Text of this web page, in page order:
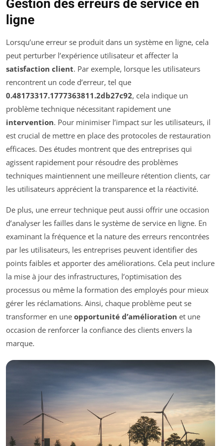
Gestion des erreurs de service en
ligne
Lorsqu’une erreur se produit dans un système en ligne, cela
peut perturber l’expérience utilisateur et affecter la
satisfaction client. Par exemple, lorsque les utilisateurs
rencontrent un code d’erreur, tel que
0.48173317.1777363811.2db27c92, cela indique un
problème technique nécessitant rapidement une
intervention. Pour minimiser l’impact sur les utilisateurs, il
est crucial de mettre en place des protocoles de restauration
efficaces. Des études montrent que des entreprises qui
agissent rapidement pour résoudre des problèmes
techniques maintiennent une meilleure rétention clients, car
les utilisateurs apprécient la transparence et la réactivité.
De plus, une erreur technique peut aussi offrir une occasion
d’analyser les failles dans le système de service en ligne. En
examinant la fréquence et la nature des erreurs rencontrées
par les utilisateurs, les entreprises peuvent identifier des
points faibles et apporter des améliorations. Cela peut inclure
la mise à jour des infrastructures, l’optimisation des
processus ou même la formation des employés pour mieux
gérer les réclamations. Ainsi, chaque problème peut se
transformer en une opportunité d’amélioration et une
occasion de renforcer la confiance des clients envers la
marque.